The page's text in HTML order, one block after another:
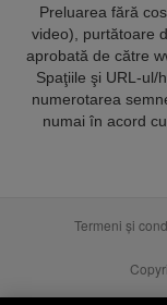
Preluarea fără
video), purtătoare
aprobată de către
Spaţiile şi URL-ul/
numerotarea
numai în acord
Termeni și